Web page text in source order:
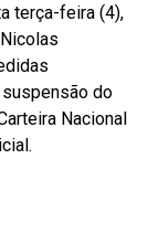
terça-feira (4),
do
Nacional